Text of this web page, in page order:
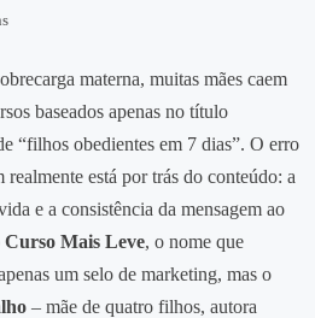
materna, muitas mães caem
baseados apenas no título
“filhos obedientes em 7 dias”. O erro
está por trás do conteúdo: a
e a consistência da mensagem ao
Curso Mais Leve, o nome que
um selo de marketing, mas o
– mãe de quatro filhos, autora